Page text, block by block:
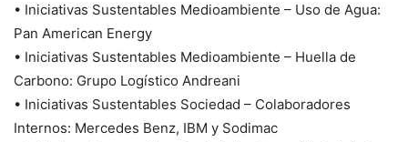
• Iniciativas Sustentables Medioambiente – Uso de Agua:
Pan American Energy
• Iniciativas Sustentables Medioambiente – Huella de
Carbono: Grupo Logístico Andreani
• Iniciativas Sustentables Sociedad – Colaboradores
Internos: Mercedes Benz, IBM y Sodimac